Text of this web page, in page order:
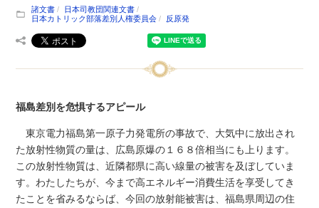
諸文書
日本司教団関連文書
日本カトリック部落差別人権委員会
反原発
福島差別を危惧するアピール
東京電力福島第一原子力発電所の事故で、大気中に放出され
た放射性物質の量は、広島原爆の１６８倍相当にも上ります。
この放射性物質は、近隣都県に高い線量の被害を及ぼしていま
す。わたしたちが、今まで高エネルギー消費生活を享受してき
たことを省みるならば、今回の放射能被害は、福島県周辺の住